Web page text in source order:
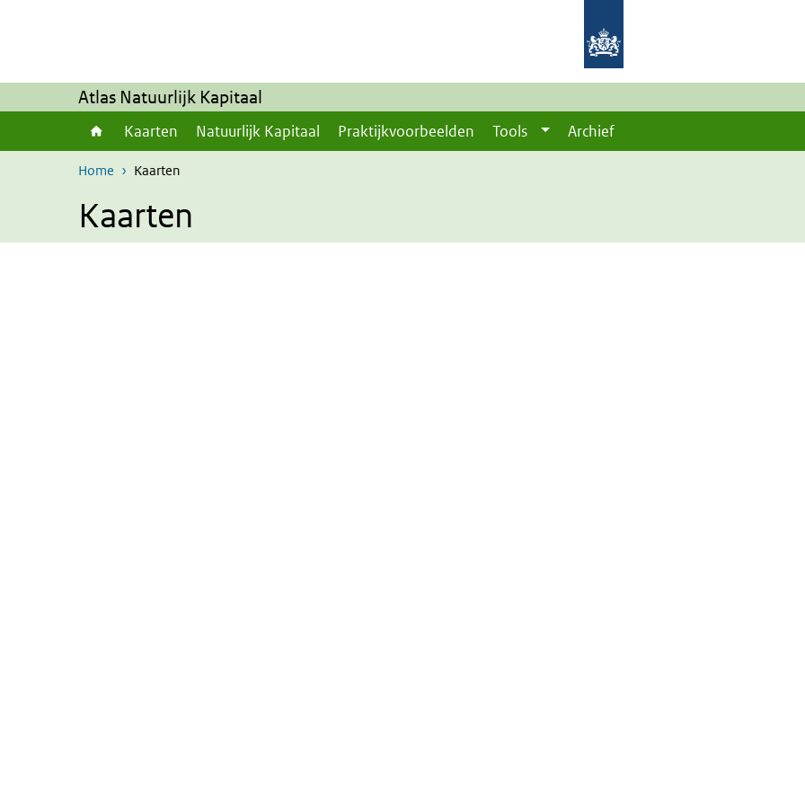
Atlas Natuurlijk Kapitaal
Kaarten Natuurlijk Kapitaal Praktijkvoorbeelden Tools Archief
Home Kaarten
Kaarten